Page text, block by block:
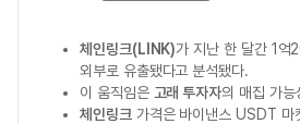
체인링크(LINK)가 지난 한 달간 1억
외부로 유출됐다고 분석됐다.
이 움직임은 고래 투자자의 매집 가능
체인링크가격은 바이낸스 USDT 마